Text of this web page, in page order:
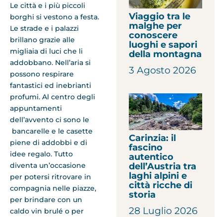
Le città e i più piccoli
borghi si vestono a festa.
Le strade e i palazzi
brillano grazie alle
migliaia di luci che li
addobbano. Nell’aria si
possono respirare
fantastici ed inebrianti
profumi. Al centro degli
appuntamenti
dell’avvento ci sono le
bancarelle e le casette
piene di addobbi e di
idee regalo. Tutto
diventa un’occasione
per potersi ritrovare in
compagnia nelle piazze,
per brindare con un
caldo vin brulé o per
Viaggio tra le
malghe per
conoscere
luoghi e sapori
della montagna
3 Agosto 2026
Carinzia: il
fascino
autentico
dell’Austria tra
laghi alpini e
città ricche di
storia
28 Luglio 2026